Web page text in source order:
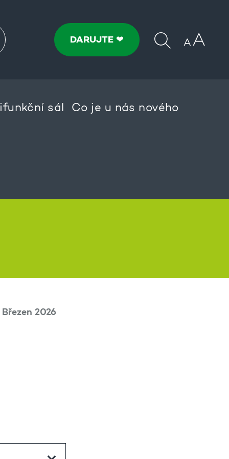
DARUJTE ❤
sál Co je u nás nového
Březen 2026